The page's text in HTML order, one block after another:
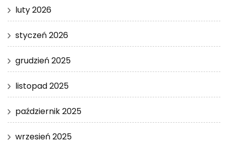
luty 2026
styczeń 2026
grudzień 2025
listopad 2025
październik 2025
wrzesień 2025